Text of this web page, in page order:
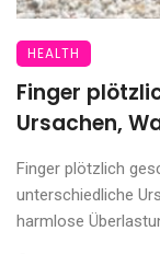
HEALTH
Finger
Ursachen,
Finger plötzlich
unterschiedliche
harmlose